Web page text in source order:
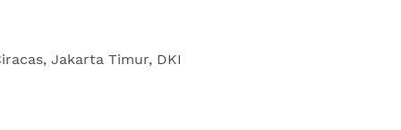
Jakarta Timur, DKI